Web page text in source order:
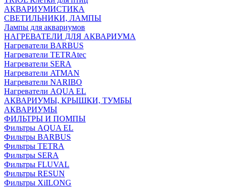
АКВАРИУМИСТИКА
СВЕТИЛЬНИКИ, ЛАМПЫ
Лампы для аквариумов
НАГРЕВАТЕЛИ ДЛЯ АКВАРИУМА
Нагреватели BARBUS
Нагреватели TETRAtec
Нагреватели SERA
Нагреватели ATMAN
Нагреватели NARIBO
Нагреватели AQUA EL
АКВАРИУМЫ, КРЫШКИ, ТУМБЫ
АКВАРИУМЫ
ФИЛЬТРЫ И ПОМПЫ
Фильтры AQUA EL
Фильтры BARBUS
Фильтры ТETRA
Фильтры SERA
Фильтры FLUVAL
Фильтры RESUN
Фильтры XiILONG